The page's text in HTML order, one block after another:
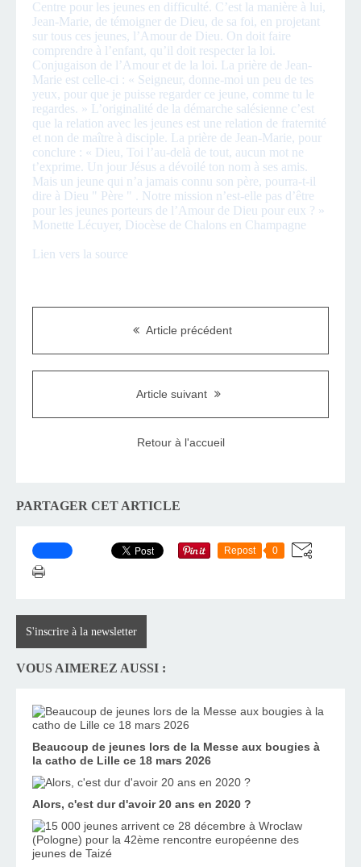
Centre pour les jeunes en difficulté. C’est la manière à lui,
Jean-Marie, de témoigner de Dieu, de sa foi, en projetant
sur tous ces jeunes, l’Amour de Dieu. On doit faire
comprendre à l’enfant, qu’il doit respecter la loi.
Conjugaison de l’Amour et de la loi. La prière de Jean-
Marie est celle-ci : « Seigneur, donne-moi un peu de tes
yeux, pour que je puisse regarder ce jeune, comme tu le
regardes. » L’originalité de la démarche salésienne c’est
que la relation avec les jeunes est une relation de fraternité
et non de maître à disciple. La prière de Jean-Marie, pour
conclure : « Dieu, Toi l’au-delà de tout, aucun mot ne
t’exprime. Un jour Jésus a dévoilé ton nom à ses amis.
Mais un jeune qui n’a jamais connu son père, pourra-t-il
dire à Dieu " Père " . Notre mission n’est-elle pas d’être
pour les jeunes porteurs de l’Amour de Dieu pour eux ? »
Monette Lécuyer, Diocèse de Chalons en Champagne
Lien vers la source
Article précédent
Article suivant
Retour à l'accueil
PARTAGER CET ARTICLE
Repost 0
S'inscrire à la newsletter
VOUS AIMEREZ AUSSI :
Beaucoup de jeunes lors de la Messe aux bougies à
la catho de Lille ce 18 mars 2026
Alors, c'est dur d'avoir 20 ans en 2020 ?